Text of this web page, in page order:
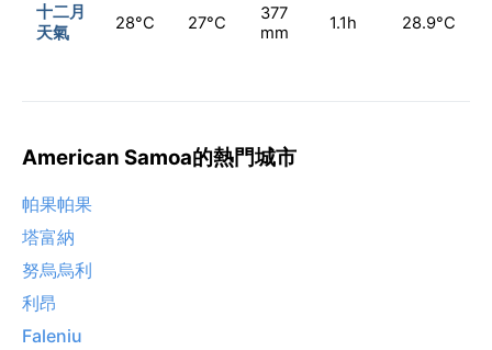
十二月
天氣
28°C 27°C
377
mm
1.1h 28.9°C
American Samoa的熱門城市
帕果帕果
塔富納
努烏烏利
利昂
Faleniu